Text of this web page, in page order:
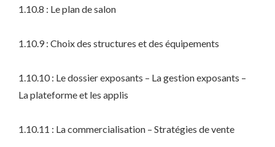
1.10.8 : Le plan de salon
1.10.9 : Choix des structures et des équipements
1.10.10 : Le dossier exposants – La gestion exposants –
La plateforme et les applis
1.10.11 : La commercialisation – Stratégies de vente